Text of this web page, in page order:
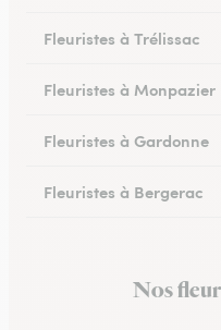
Fleuristes à Trélissac
Fleuristes à Monpazier
Fleuristes à Gardonne
Fleuristes à Bergerac
Fleuristes à Eymet
Nos